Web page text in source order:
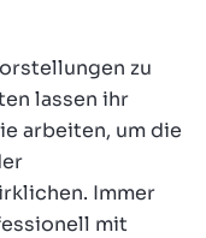
zu
lassen ihr
arbeiten, um die
Immer
mit